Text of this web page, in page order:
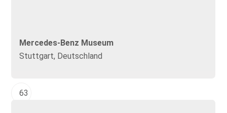
Mercedes-Benz Museum
Stuttgart, Deutschland
63